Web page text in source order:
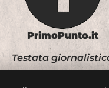
PrimoPunto.it
Testata